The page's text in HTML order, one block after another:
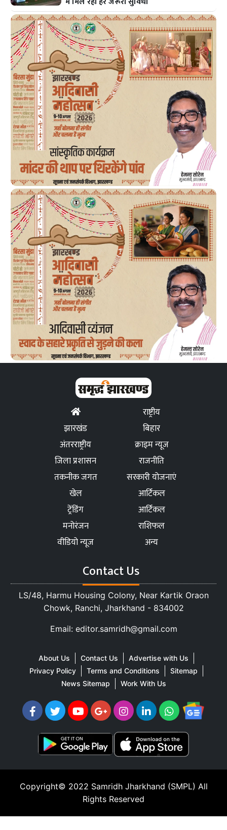
राष्ट्रीय
झारखंड
बिहार
अंतरराष्ट्रीय
क्राइम न्यूज
जिला प्रशासन
राजनीति
तकनीक जगत
सरकारी योजनाएं
खेल
आर्टिकल
ट्रेंडिंग
आर्टिकल
मनोरंजन
राशिफल
वीडियो न्यूज
अन्य
Contact Us
LS/48, Harmu Housing Colony, Near Kartik Oraon
Chowk, Ranchi, Jharkhand - 834002
Email: editor.samridh@gmail.com
About Us Contact Us
Advertise with Us
Privacy Policy
Terms and Conditions
Sitemap
News Sitemap
Work With Us
Copyright© 2022 Samridh Jharkhand (SMPL) All
Rights Reserved